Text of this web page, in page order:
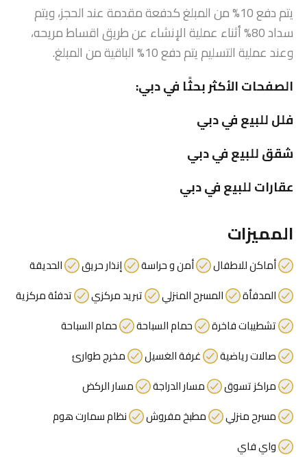
يتم دفع 10% من المبلغ كدفعة مقدمة عند الحجز، ويتم
سداد 80% أثناء عملية الإنشاء عن طريق اقساط مريحه،
وعند عملية التسليم يتم دفع 10% الباقية من المبلغ.
الصفحات الأكثر بحثًا في دبي:
فلل للبيع في دبي
شقق للبيع في دبي
عقارات للبيع في دبي
المميزات
أماكن للاطفال أمن و حراسة إنذار حريق
الحديقة
المدفأة
المسرح المنزلي تبريد مركزي
تدفئة مركزية
تشطيبات فاخرة
حمام السباحة
حمام السباحة
صالات رياضية
غرفة الغسيل
مخرج طوارئ
مراكز تسوق
مسار الدراجة
مسار الركض
مسرح منزلي
مطبخ مفروش
نظام سمارت هوم
واي فاي